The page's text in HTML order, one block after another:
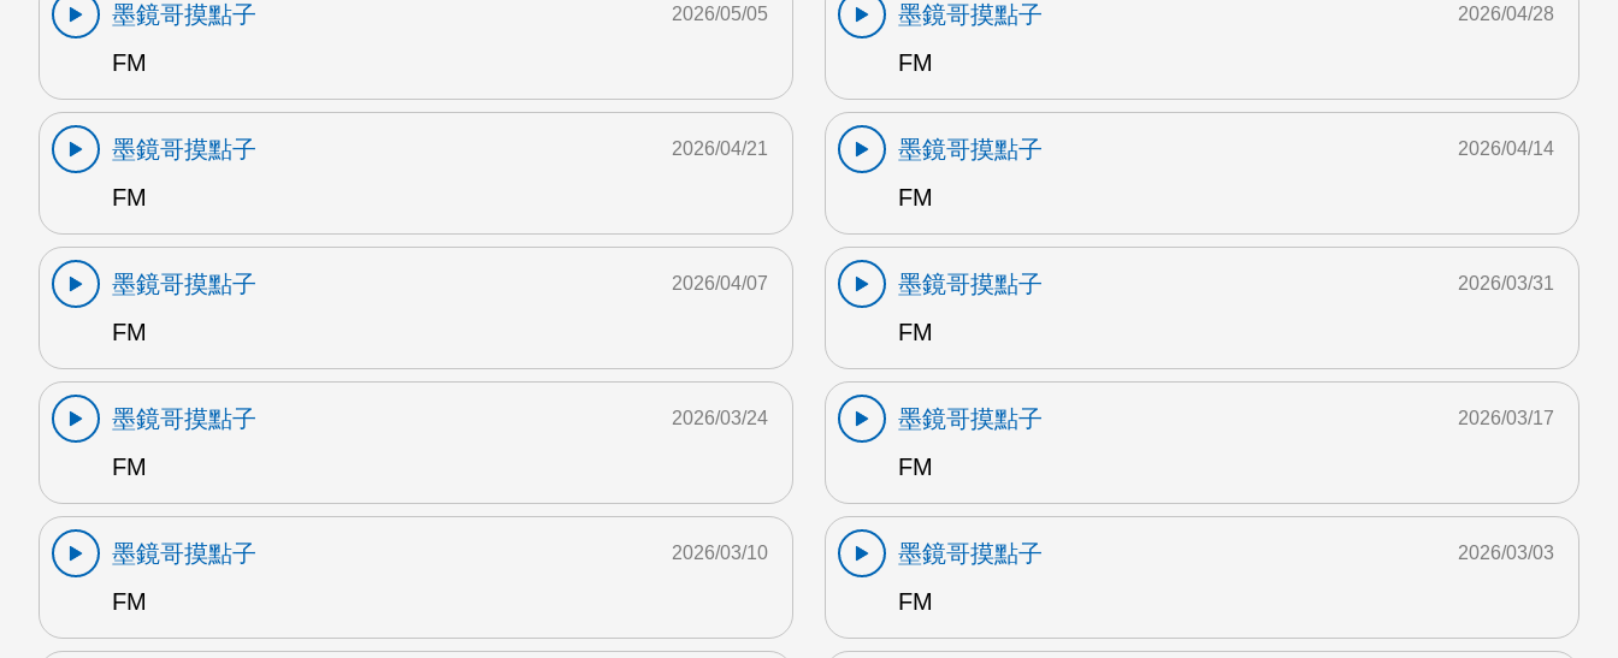
墨鏡哥摸點子
FM
2026/05/05
墨鏡哥摸點子
FM
2026/04/28
墨鏡哥摸點子
FM
2026/04/21
墨鏡哥摸點子
FM
2026/04/14
墨鏡哥摸點子
FM
2026/04/07
墨鏡哥摸點子
FM
2026/03/31
墨鏡哥摸點子
FM
2026/03/24
墨鏡哥摸點子
FM
2026/03/17
墨鏡哥摸點子
FM
2026/03/10
墨鏡哥摸點子
FM
2026/03/03